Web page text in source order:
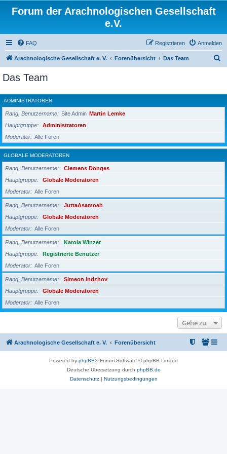
Forum der Arachnologischen Gesellschaft
e.V.
FAQ Anmelden
Registrieren
Arachnologische Gesellschaft e. V. Forenübersicht Das Team
h
e
Das Team
ADMINISTRATOREN
Rang, Benutzername Site Admin Martin Lemke
Hauptgruppe
Administratoren
Moderator
Alle Foren
GLOBALE MODERATOREN
Rang, Benutzername
Clemens Dönges
Hauptgruppe
Globale Moderatoren
Moderator
Alle Foren
Rang, Benutzername
JuttaAsamoah
Hauptgruppe
Globale Moderatoren
Moderator
Alle Foren
Rang, Benutzername
Karola Winzer
Hauptgruppe
Registrierte Benutzer
Moderator
Alle Foren
Rang, Benutzername
Simeon Indzhov
Hauptgruppe
Globale Moderatoren
Moderator
Alle Foren
Gehe zu
Arachnologische Gesellschaft e. V. Forenübersicht
Powered by phpBB® Forum Software © phpBB Limited
Deutsche Übersetzung durch phpBB.de
Datenschutz| Nutzungsbedingungen